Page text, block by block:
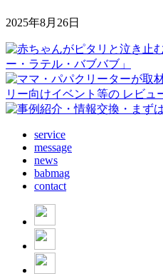
2025年8月26日
service
message
news
babmag
contact